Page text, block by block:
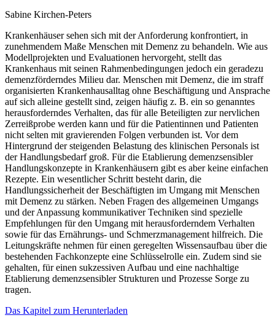
Sabine Kirchen-Peters
Krankenhäuser sehen sich mit der Anforderung konfrontiert, in
zunehmendem Maße Menschen mit Demenz zu behandeln. Wie aus
Modellprojekten und Evaluationen hervorgeht, stellt das
Krankenhaus mit seinen Rahmenbedingungen jedoch ein geradezu
demenzförderndes Milieu dar. Menschen mit Demenz, die im straff
organisierten Krankenhausalltag ohne Beschäftigung und Ansprache
auf sich alleine gestellt sind, zeigen häufig z. B. ein so genanntes
herausforderndes Verhalten, das für alle Beteiligten zur nervlichen
Zerreißprobe werden kann und für die Patientinnen und Patienten
nicht selten mit gravierenden Folgen verbunden ist. Vor dem
Hintergrund der steigenden Belastung des klinischen Personals ist
der Handlungsbedarf groß. Für die Etablierung demenzsensibler
Handlungskonzepte in Krankenhäusern gibt es aber keine einfachen
Rezepte. Ein wesentlicher Schritt besteht darin, die
Handlungssicherheit der Beschäftigten im Umgang mit Menschen
mit Demenz zu stärken. Neben Fragen des allgemeinen Umgangs
und der Anpassung kommunikativer Techniken sind spezielle
Empfehlungen für den Umgang mit herausforderndem Verhalten
sowie für das Ernährungs- und Schmerzmanagement hilfreich. Die
Leitungskräfte nehmen für einen geregelten Wissensaufbau über die
bestehenden Fachkonzepte eine Schlüsselrolle ein. Zudem sind sie
gehalten, für einen sukzessiven Aufbau und eine nachhaltige
Etablierung demenzsensibler Strukturen und Prozesse Sorge zu
tragen.
Das Kapitel zum Herunterladen